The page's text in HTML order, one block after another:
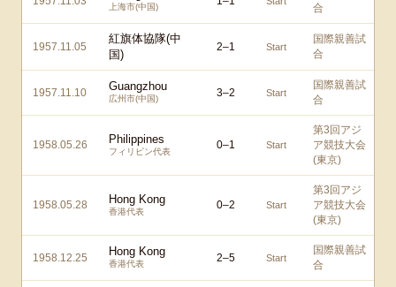
上海市(中国)
合
1957.11.05
紅旗体協隊(中
国)
2–1 Start
国際親善試
合
1957.11.10 Guangzhou
広州市(中国) 3–2 Start
国際親善試
合
1958.05.26 Philippines
フィリピン代表
0–1 Start
第3回アジ
ア競技大会
(東京)
1958.05.28 Hong Kong
香港代表
0–2 Start
第3回アジ
ア競技大会
(東京)
1958.12.25 Hong Kong
香港代表 2–5 Start
国際親善試
合